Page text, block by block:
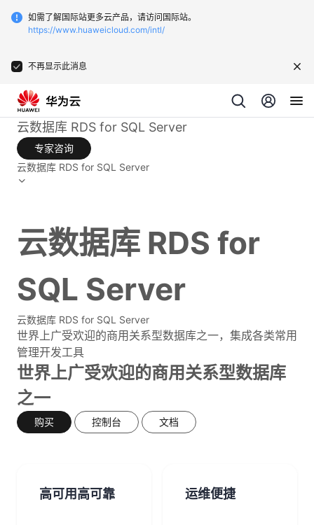
如需了解国际站更多云产品，请访问国际站。
https://www.huaweicloud.com/intl/
不再显示此消息
云数据库 RDS for SQL Server
专家咨询
云数据库 RDS for SQL Server
云数据库 RDS for
SQL Server
云数据库 RDS for SQL Server
世界上广受欢迎的商用关系型数据库之一，集成各类常用
管理开发工具
世界上广受欢迎的商用关系型数据库
之一
购买 控制台 文档
高可用高可靠 运维便捷